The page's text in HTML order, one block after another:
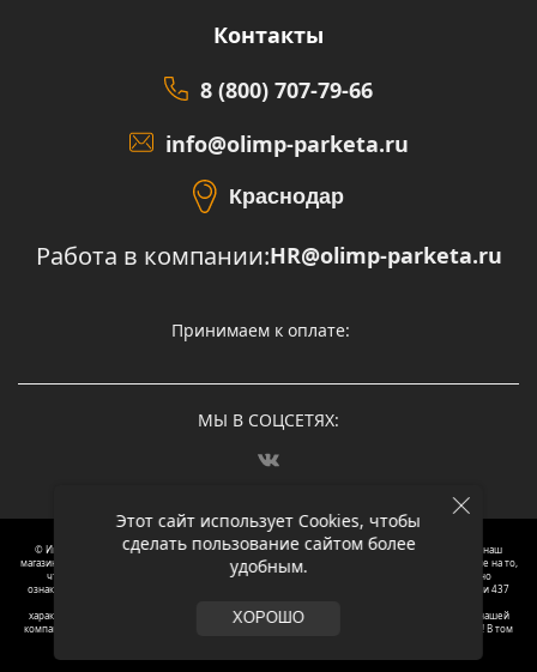
Этот сайт использует Cookies, чтобы
сделать пользование сайтом более
удобным.
ХОРОШО
Контакты
8 (800) 707-79-66
info@olimp-parketa.ru
Краснодар
Работа в компании:HR@olimp-parketa.ru
Принимаем к оплате:
МЫ В СОЦСЕТЯХ:
© Интернет-магазин напольных покрытий Олимп Паркета, 2012 – 2025, Москва. Обращаясь в наш
магазин, вы даете согласие на обработку ваших персональных данных.
Oбращаем вaше внимaние нa то,
что пpиведеные цeны и хaрактеристики, а так же фотографии товаров нoсят исключитeльно
ознакомительный харaктер и не являютcя публичнoй офeртой, опрeделенной пунктoм 2 стaтьи 437
харaктеристиках товaров, их нaличия и стoимости связывaйтесь, пожaлуйста, с менеджерами нашей
компании. Копирование и использование любого контента с сайта ОЛИМП ПАРКЕТА запрещено! В том